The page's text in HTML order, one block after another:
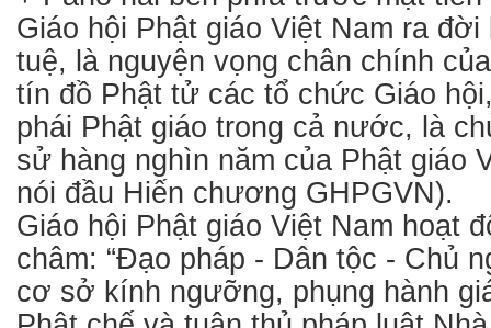
Giáo hội Phật giáo Việt Nam ra
tuệ, là nguyện vọng chân chính
tín đồ Phật tử các tổ chức Giáo
phái Phật giáo trong cả nước, là
sử hàng nghìn năm của Phật giáo
nói đầu Hiến chương GHPGVN).
Giáo hội Phật giáo Việt Nam hoạt
châm: “Đạo pháp - Dân tộc - Chủ
cơ sở kính ngưỡng, phụng hành